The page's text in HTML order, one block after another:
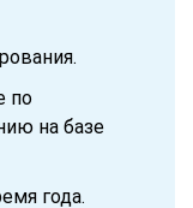
по
на базе
года.